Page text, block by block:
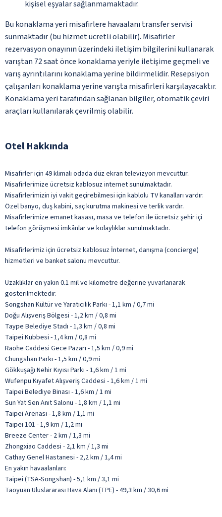
kişisel eşyalar sağlanmamaktadır.
Bu konaklama yeri misafirlere havaalanı transfer servisi
sunmaktadır (bu hizmet ücretli olabilir). Misafirler
rezervasyon onayının üzerindeki iletişim bilgilerini kullanarak
varıştan 72 saat önce konaklama yeriyle iletişime geçmeli ve
varış ayrıntılarını konaklama yerine bildirmelidir. Resepsiyon
çalışanları konaklama yerine varışta misafirleri karşılayacaktır.
Konaklama yeri tarafından sağlanan bilgiler, otomatik çeviri
araçları kullanılarak çevrilmiş olabilir.
Otel Hakkında
Misafirler için 49 klimalı odada düz ekran televizyon mevcuttur.
Misafirlerimize ücretsiz kablosuz internet sunulmaktadır.
Misafirlerimizin iyi vakit geçirebilmesi için kablolu TV kanalları vardır.
Özel banyo, duş kabini, saç kurutma makinesi ve terlik vardır.
Misafirlerimize emanet kasası, masa ve telefon ile ücretsiz şehir içi
telefon görüşmesi imkânlar ve kolaylıklar sunulmaktadır.
Misafirlerimiz için ücretsiz kablosuz İnternet, danışma (concierge)
hizmetleri ve banket salonu mevcuttur.
Uzaklıklar en yakın 0.1 mil ve kilometre değerine yuvarlanarak
gösterilmektedir.
Songshan Kültür ve Yaratıcılık Parkı - 1,1 km / 0,7 mi
Doğu Alışveriş Bölgesi - 1,2 km / 0,8 mi
Taype Belediye Stadı - 1,3 km / 0,8 mi
Taipei Kubbesi - 1,4 km / 0,8 mi
Raohe Caddesi Gece Pazarı - 1,5 km / 0,9 mi
Chungshan Parkı - 1,5 km / 0,9 mi
Gökkuşağı Nehir Kıyısı Parkı - 1,6 km / 1 mi
Wufenpu Kıyafet Alışveriş Caddesi - 1,6 km / 1 mi
Taipei Belediye Binası - 1,6 km / 1 mi
Sun Yat Sen Anıt Salonu - 1,8 km / 1,1 mi
Taipei Arenası - 1,8 km / 1,1 mi
Taipei 101 - 1,9 km / 1,2 mi
Breeze Center - 2 km / 1,3 mi
Zhongxiao Caddesi - 2,1 km / 1,3 mi
Cathay Genel Hastanesi - 2,2 km / 1,4 mi
En yakın havaalanları:
Taipei (TSA-Songshan) - 5,1 km / 3,1 mi
Taoyuan Uluslararası Hava Alanı (TPE) - 49,3 km / 30,6 mi